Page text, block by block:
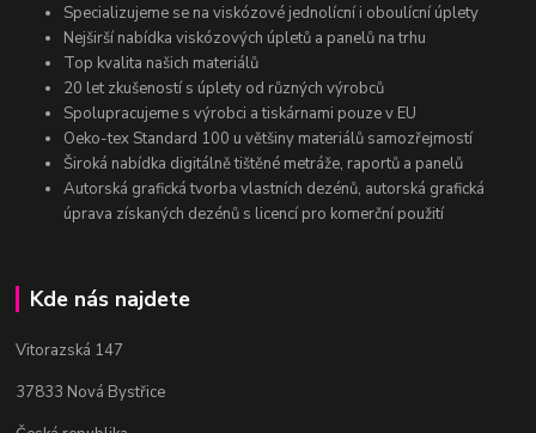
Specializujeme se na viskózové jednolícní i oboulícní úplety
Nejširší nabídka viskózových úpletů a panelů na trhu
Top kvalita našich materiálů
20 let zkušeností s úplety od různých výrobců
Spolupracujeme s výrobci a tiskárnami pouze v EU
Oeko-tex Standard 100 u většiny materiálů samozřejmostí
Široká nabídka digitálně tištěné metráže, raportů a panelů
Autorská grafická tvorba vlastních dezénů, autorská grafická
úprava získaných dezénů s licencí pro komerční použití
Kde nás najdete
Vitorazská 147
37833 Nová Bystřice